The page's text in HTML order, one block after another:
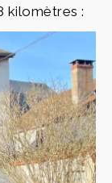
kilomètres :